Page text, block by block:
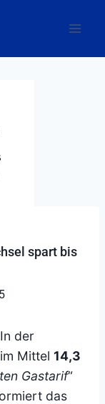
spart bis
der
Mittel 14,3
Gastarif“
das